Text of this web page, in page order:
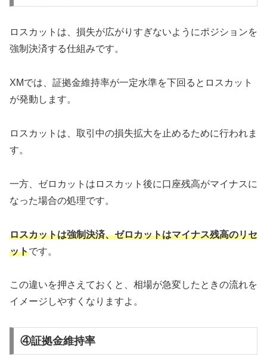
ロスカットは、損失が広がりすぎないようにポジションを
強制決済する仕組みです。
XMでは、証拠金維持率が一定水準を下回るとロスカット
が発動します。
ロスカットは、取引中の損失拡大を止めるために行われま
す。
一方、ゼロカットはロスカット後に口座残高がマイナスに
なった場合の処理です。
ロスカットは強制決済、ゼロカットはマイナス残高のリセ
ットです。
この違いを押さえておくと、相場が急変したときの流れを
イメージしやすくなりますよ。
④証拠金維持率